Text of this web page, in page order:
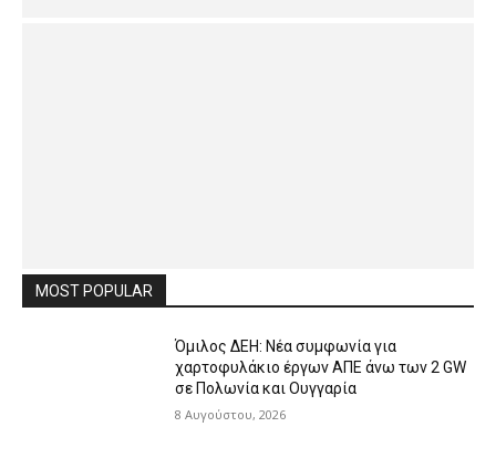
MOST POPULAR
Όμιλος ΔΕΗ: Νέα συμφωνία για
χαρτοφυλάκιο έργων ΑΠΕ άνω των 2 GW
σε Πολωνία και Ουγγαρία
8 Αυγούστου, 2026